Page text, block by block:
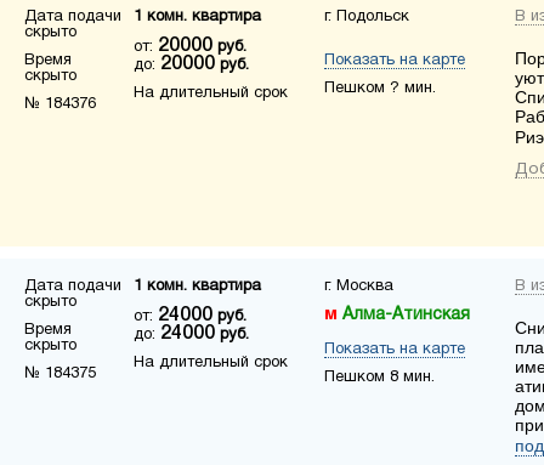
Дата подачи
скрыто
Время
скрыто
№ 184376
1 комн. квартира
от: 20000 руб.
до: 20000 руб.
На длительный срок
г. Подольск
Показать на карте
Пешком ? мин.
В
Дата подачи
скрыто
Время
скрыто
№ 184375
1 комн. квартира
от: 24000 руб.
до: 24000 руб.
На длительный срок
г. Москва
Алма-Атинская
Показать на карте
Пешком 8 мин.
В